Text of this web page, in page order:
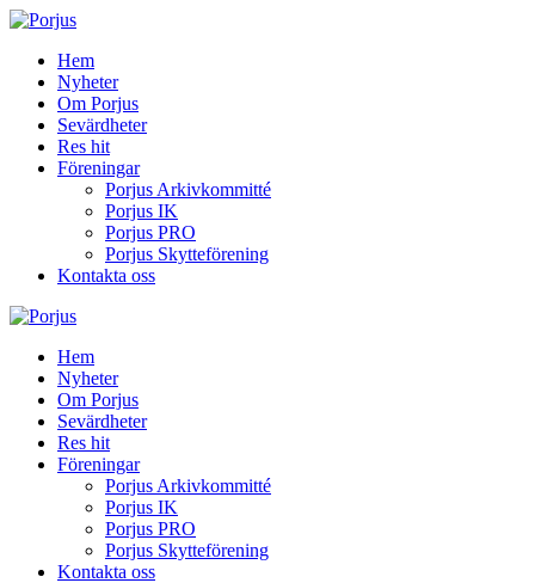
Hem
Nyheter
Om Porjus
Sevärdheter
Res hit
Föreningar
Porjus Arkivkommitté
Porjus IK
Porjus PRO
Porjus Skytteförening
Kontakta oss
Hem
Nyheter
Om Porjus
Sevärdheter
Res hit
Föreningar
Porjus Arkivkommitté
Porjus IK
Porjus PRO
Porjus Skytteförening
Kontakta oss